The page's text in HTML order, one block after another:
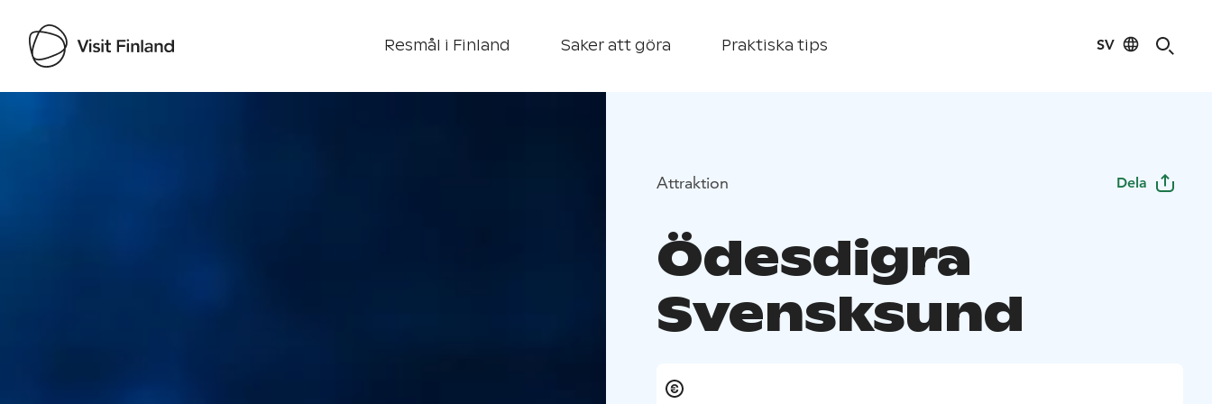
Resmål i Finland Saker att göra Praktiska tips SV
Visit Finland
Attraktion Dela
Ödesdigra
Svensksund